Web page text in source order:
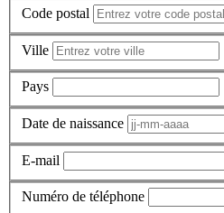
Code postal
Ville
Pays
Date de naissance
E-mail
Numéro de téléphone